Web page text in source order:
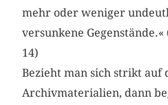
mehr oder weniger
versunkene
14)
Bezieht man sich strikt
Archivmaterialien, dann